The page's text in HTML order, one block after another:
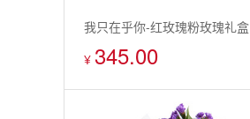
我只在乎你-红玫瑰粉玫瑰礼盒
¥ 345.00